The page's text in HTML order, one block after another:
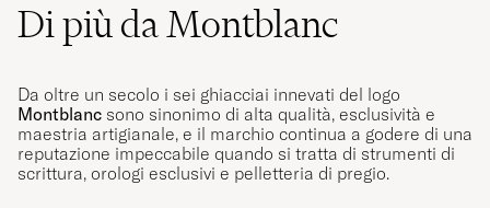
Di più da Montblanc
Da oltre un secolo i sei ghiacciai innevati del logo
Montblanc sono sinonimo di alta qualità, esclusività e
maestria artigianale, e il marchio continua a godere di una
reputazione impeccabile quando si tratta di strumenti di
scrittura, orologi esclusivi e pelletteria di pregio.